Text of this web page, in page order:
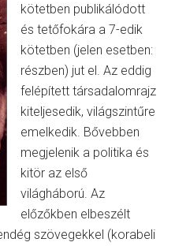
kötetben publikálódott
és tetőfokára a 7-edik
kötetben (jelen esetben:
részben) jut el. Az eddig
felépített társadalomrajz
kiteljesedik, világszintűre
emelkedik. Bővebben
megjelenik a politika és
kitör az első
világháború. Az
előzőkben elbeszélt
szövegekkel (korabeli